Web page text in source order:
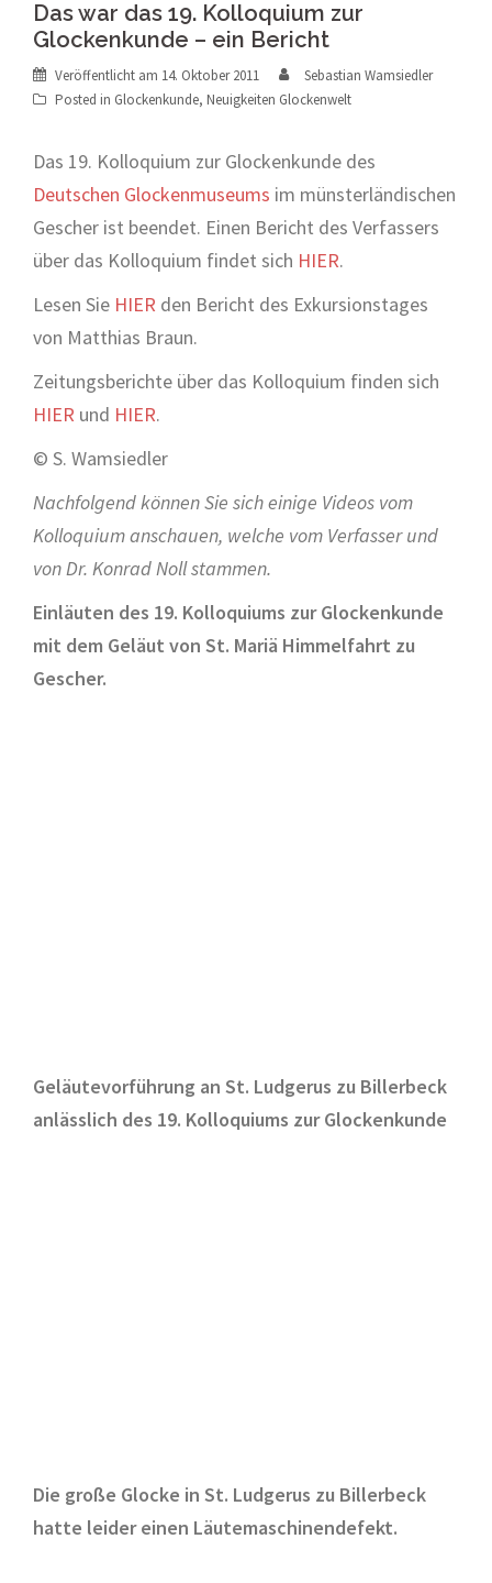
Das war das 19. Kolloquium zur
Glockenkunde – ein Bericht
Veröffentlicht am 14. Oktober 2011
Sebastian Wamsiedler
Posted in Glockenkunde, Neuigkeiten Glockenwelt
Das 19. Kolloquium zur Glockenkunde des
Deutschen Glockenmuseums im münsterländischen
Gescher ist beendet. Einen Bericht des Verfassers
über das Kolloquium findet sich HIER.
Lesen Sie HIER den Bericht des Exkursionstages
von Matthias Braun.
Zeitungsberichte über das Kolloquium finden sich
HIER und HIER.
© S. Wamsiedler
Nachfolgend können Sie sich einige Videos vom
Kolloquium anschauen, welche vom Verfasser und
von Dr. Konrad Noll stammen.
Einläuten des 19. Kolloquiums zur Glockenkunde
mit dem Geläut von St. Mariä Himmelfahrt zu
Gescher.
Geläutevorführung an St. Ludgerus zu Billerbeck
anlässlich des 19. Kolloquiums zur Glockenkunde
Die große Glocke in St. Ludgerus zu Billerbeck
hatte leider einen Läutemaschinendefekt.